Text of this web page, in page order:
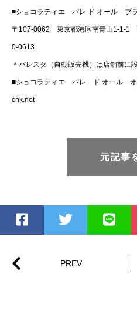
■ショコラティエ パレ ド オール ブラ
〒107-0062 東京都港区南青山1-1-1
0-0613
＊パレスタ（自動販売機）は店舗前に
■ショコラティエ パレ ド オール オ
cnk.net
元記事